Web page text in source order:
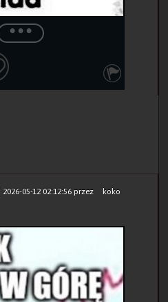
...
2026-05-12 02:12:56przez koko